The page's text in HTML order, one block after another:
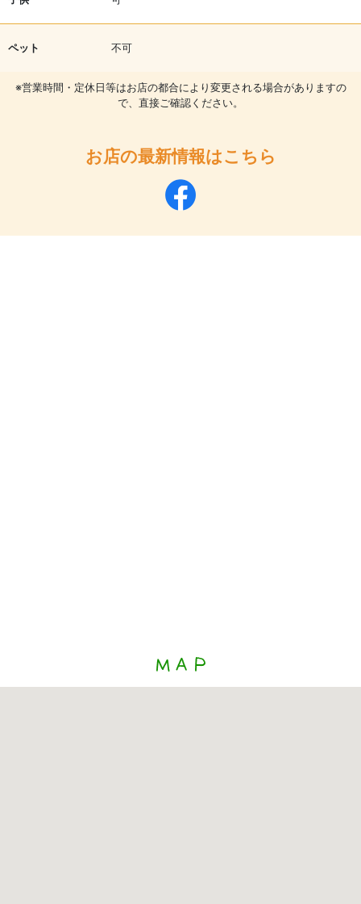
ペット 不可
※営業時間・定休日等はお店の都合により変更される場合がありますの
で、直接ご確認ください。
お店の最新情報はこちら